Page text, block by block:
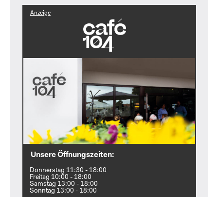
Anzeige
Unsere Öffnungszeiten:
Donnerstag 11:30 - 18:00
Freitag 10:00 - 18:00
Samstag 13:00 - 18:00
Sonntag 13:00 - 18:00